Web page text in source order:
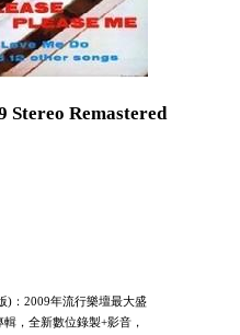
Stereo Remastered
)：2009年流行樂壇最大盛
，全新數位錄製+影音，